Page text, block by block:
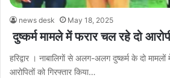
news desk May 18, 2025
दुष्कर्म मामले में फरार चल रहे दो
हरिद्वार । नाबालिगाें से अलग-अलग दुष्कर्म के दो
आरोपितों को गिरफ्तार किया…